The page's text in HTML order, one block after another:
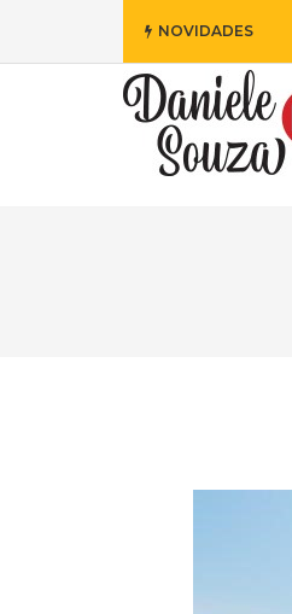
NOVIDADES
da Disney Está Chegando!